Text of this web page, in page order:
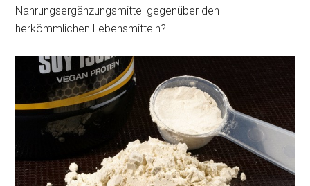
Nahrungsergänzungsmittel gegenüber den
herkömmlichen Lebensmitteln?